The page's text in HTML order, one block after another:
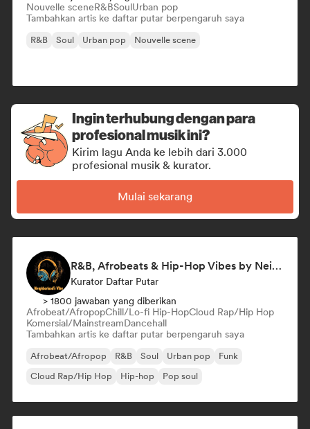
Nouvelle sceneR&BSoulUrban pop
Tambahkan artis ke daftar putar berpengaruh saya
R&B Soul Urban pop Nouvelle scene
Ingin terhubung dengan para
profesional musik ini?
Kirim lagu Anda ke lebih dari 3.000
profesional musik & kurator.
Mulai sekarang
R&B, Afrobeats & Hip-Hop Vibes by Neighborhood's Vibe
Kurator Daftar Putar
> 1800 jawaban yang diberikan
Afrobeat/AfropopChill/Lo-fi Hip-HopCloud Rap/Hip Hop
Komersial/MainstreamDancehall
Tambahkan artis ke daftar putar berpengaruh saya
Afrobeat/Afropop R&B Soul Urban pop
Funk
Cloud Rap/Hip Hop
Hip-hop Pop soul